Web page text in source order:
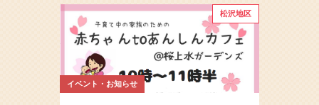
松沢地区
イベント・お知らせ